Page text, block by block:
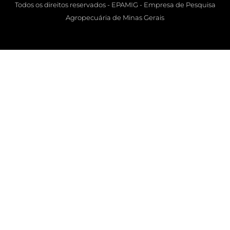
Todos os direitos reservados - EPAMIG - Empresa de Pesquisa
Agropecuária de Minas Gerais